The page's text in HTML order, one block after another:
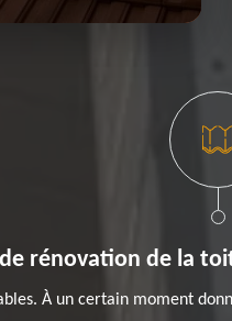
rénovation de la
À un certain moment